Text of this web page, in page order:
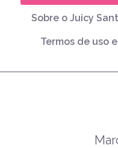
Sobre o Juicy
Termos de uso